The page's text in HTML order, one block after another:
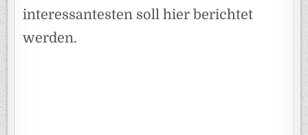
interessantesten soll hier berichtet
werden.